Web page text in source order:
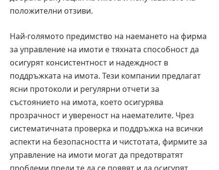
положителни отзиви.
Най-голямото предимство на наемането на фирма
за управление на имоти е тяхната способност да
осигурят консистентност и надеждност в
поддръжката на имота. Тези компании предлагат
ясни протоколи и регулярни отчети за
състоянието на имота, което осигурява
прозрачност и увереност на наемателите. Чрез
систематичната проверка и поддръжка на всички
аспекти на безопасността и чистотата, фирмите за
управление на имоти могат да предотвратят